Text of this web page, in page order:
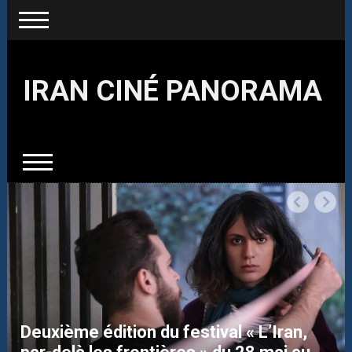
IRAN CINÉ PANORAMA
Deuxième édition du festival « L’Iran,